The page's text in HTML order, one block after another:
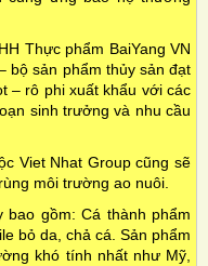
Thực phẩm BaiYang VN
bộ sản phẩm thủy sản đạt
– rô phi xuất khẩu với các
sinh trưởng và nhu cầu
Viet Nhat Group cũng sẽ
môi trường ao nuôi.
bao gồm: Cá thành phẩm
bỏ da, chả cá. Sản phẩm
khó tính nhất như Mỹ,